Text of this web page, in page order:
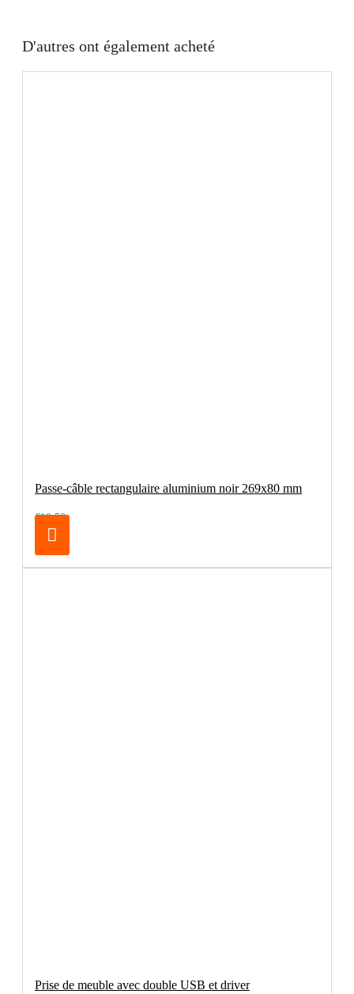
D'autres ont également acheté
Passe-câble rectangulaire aluminium noir 269x80 mm
€19.50
Prise de meuble avec double USB et driver